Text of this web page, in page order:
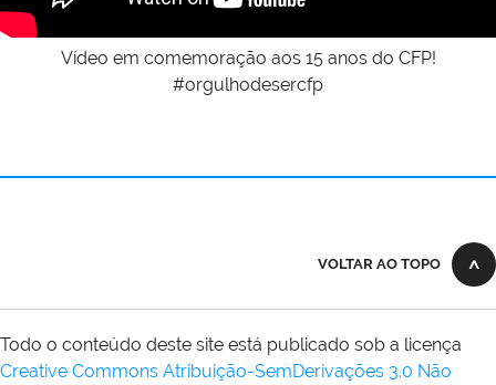
Vídeo em comemoração aos 15 anos do CFP!
#orgulhodesercfp
VOLTAR AO TOPO
Todo o conteúdo deste site está publicado sob a licença
Creative Commons Atribuição-SemDerivações 3.0 Não